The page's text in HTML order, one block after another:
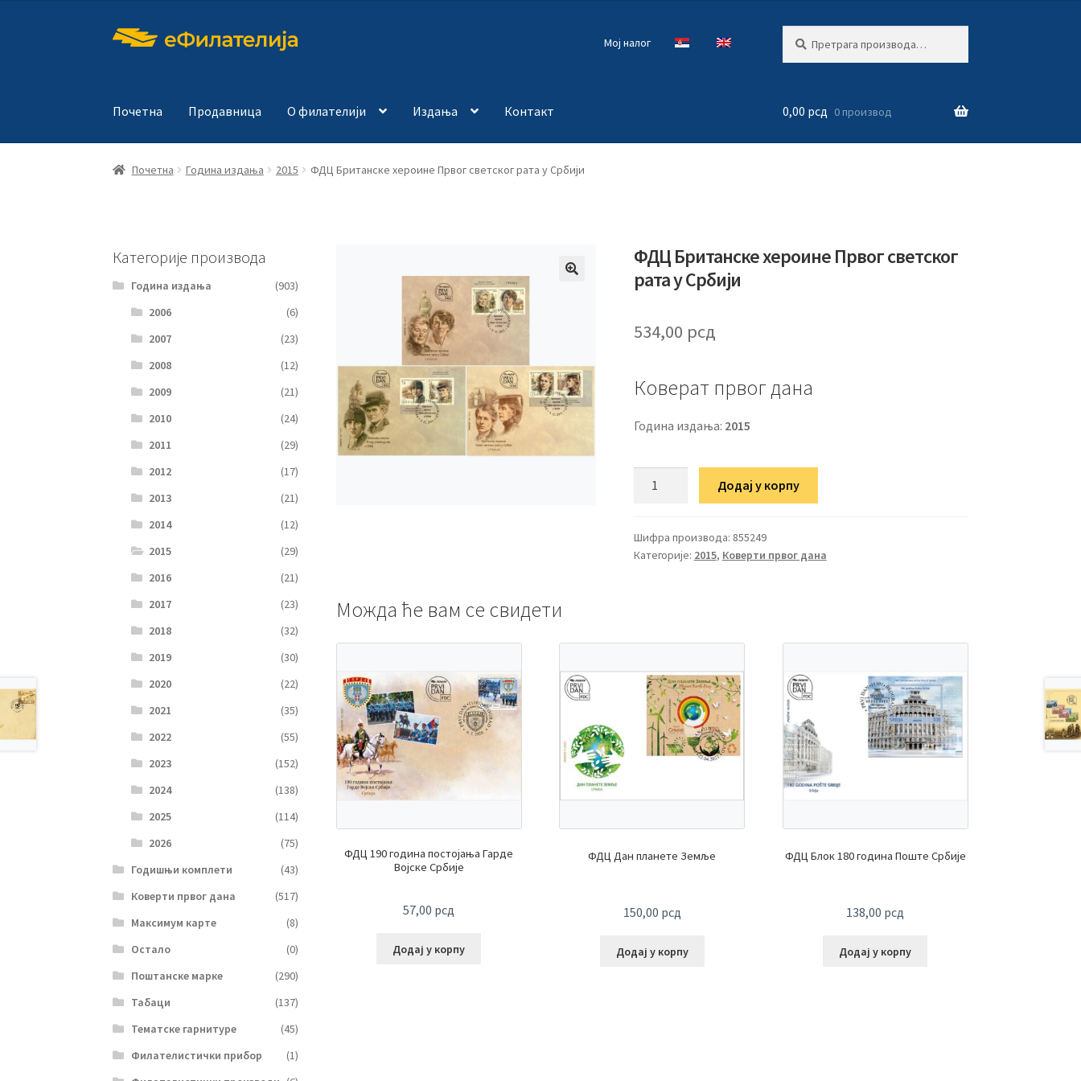
Прескочи
Скочи
Мој налог
Почетна Продавница О филателији Издања Контакт 0,00 рсд 0 производ
Почетна Година издања 2015 ФДЦ Британске хероине Првог светског рата у Србији
ФДЦ Британске хероине Првог светског
рата у Србији
534,00 рсд
Коверат првог дана
Година издања: 2015
Првог
светског
Додај у корпу
Шифра производа: 855249
Категорије: 2015, Коверти првог дана
Можда ће вам се свидети
ФДЦ 190 година постојања Гарде
Војске Србије
57,00 рсд
Додај у корпу
ФДЦ Дан планете Земље
150,00 рсд
Додај у корпу
ФДЦ Блок 180 година Поште Србије
138,00 рсд
Додај у корпу
Категорије производа
Година издања
(903)
2006
(6)
2007
(23)
2008
(12)
2009
(21)
2010
(24)
2011
(29)
2012
(17)
2013
(21)
2014
(12)
2015
(29)
2016
(21)
2017
(23)
2018
(32)
2019
(30)
2020
(22)
2021
(35)
2022
(55)
2023
(152)
2024
(138)
2025
(114)
2026
(75)
Годишњи комплети
(43)
Коверти првог дана
(517)
Максимум карте
(8)
Остало
(0)
Поштанске марке
(290)
Табаци
(137)
Тематске гарнитуре
(45)
Филателистички прибор
(1)